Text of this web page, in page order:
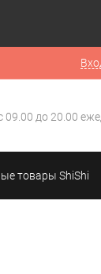
09.00 до 20.00
товары ShiShi